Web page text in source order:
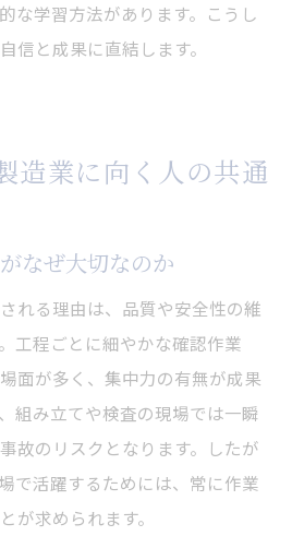
な学習方法があります。こうし
信と成果に直結します。
造業に向く人の共通
なぜ大切なのか
れる理由は、品質や安全性の維
工程ごとに細やかな確認作業
面が多く、集中力の有無が成果
組み立てや検査の現場では一瞬
故のリスクとなります。したが
で活躍するためには、常に作業
が求められます。